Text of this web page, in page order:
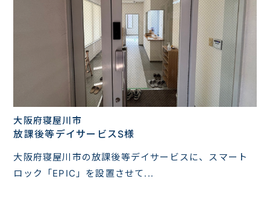
大阪府寝屋川市
放課後等デイサービスS様
大阪府寝屋川市の放課後等デイサービスに、スマート
ロック「EPIC」を設置させて...